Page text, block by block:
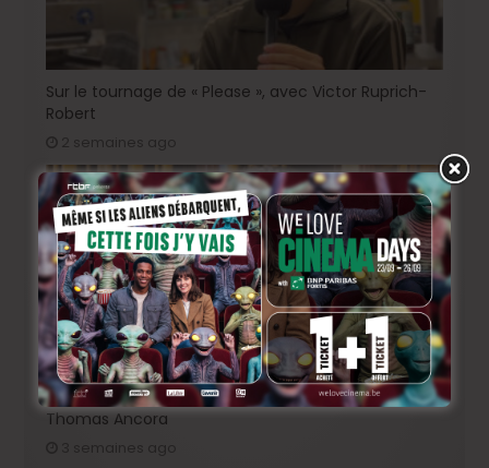
Sur le tournage de « Please », avec Victor Ruprich-
Robert
2 semaines ago
Sur le tournage de… « L’Ordre Pourpre », avec
Thomas Ancora